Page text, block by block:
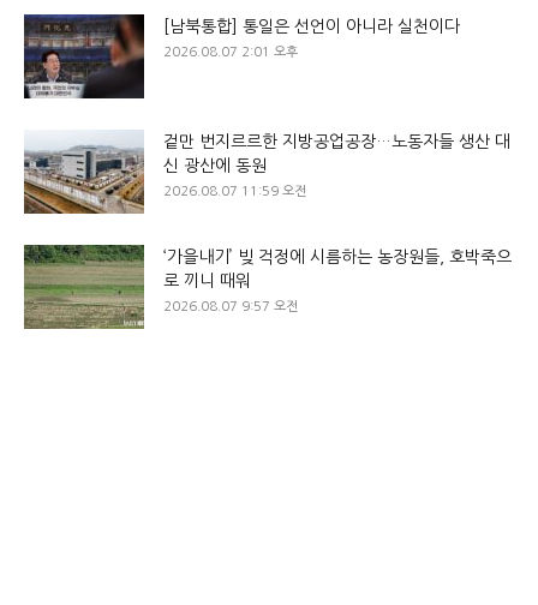
[남북통합] 통일은 선언이 아니라 실천이다
2026.08.07 2:01 오후
겉만 번지르르한 지방공업공장…노동자들 생산 대
신 광산에 동원
2026.08.07 11:59 오전
‘가을내기’ 빚 걱정에 시름하는 농장원들, 호박죽으
로 끼니 때워
2026.08.07 9:57 오전